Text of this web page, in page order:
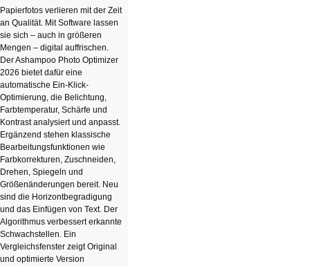
Papierfotos verlieren mit der Zeit
an Qualität. Mit Software lassen
sie sich – auch in größeren
Mengen – digital auffrischen.
Der Ashampoo Photo Optimizer
2026 bietet dafür eine
automatische Ein-Klick-
Optimierung, die Belichtung,
Farbtemperatur, Schärfe und
Kontrast analysiert und anpasst.
Ergänzend stehen klassische
Bearbeitungsfunktionen wie
Farbkorrekturen, Zuschneiden,
Drehen, Spiegeln und
Größenänderungen bereit. Neu
sind die Horizontbegradigung
und das Einfügen von Text. Der
Algorithmus verbessert erkannte
Schwachstellen. Ein
Vergleichsfenster zeigt Original
und optimierte Version